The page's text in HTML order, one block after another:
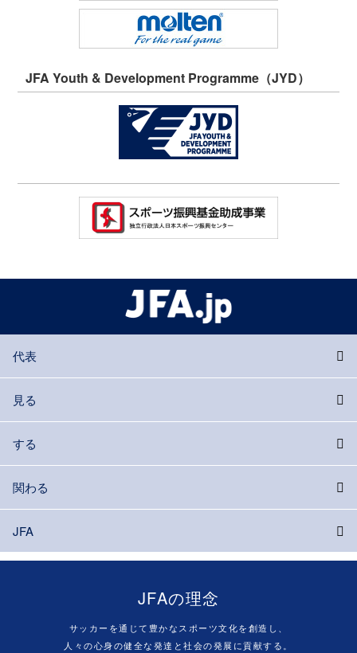
JFA Youth & Development Programme（JYD）
代表
見る
する
関わる
JFA
JFAの理念
サッカーを通じて豊かなスポーツ文化を創造し、
人々の心身の健全な発達と社会の発展に貢献する。